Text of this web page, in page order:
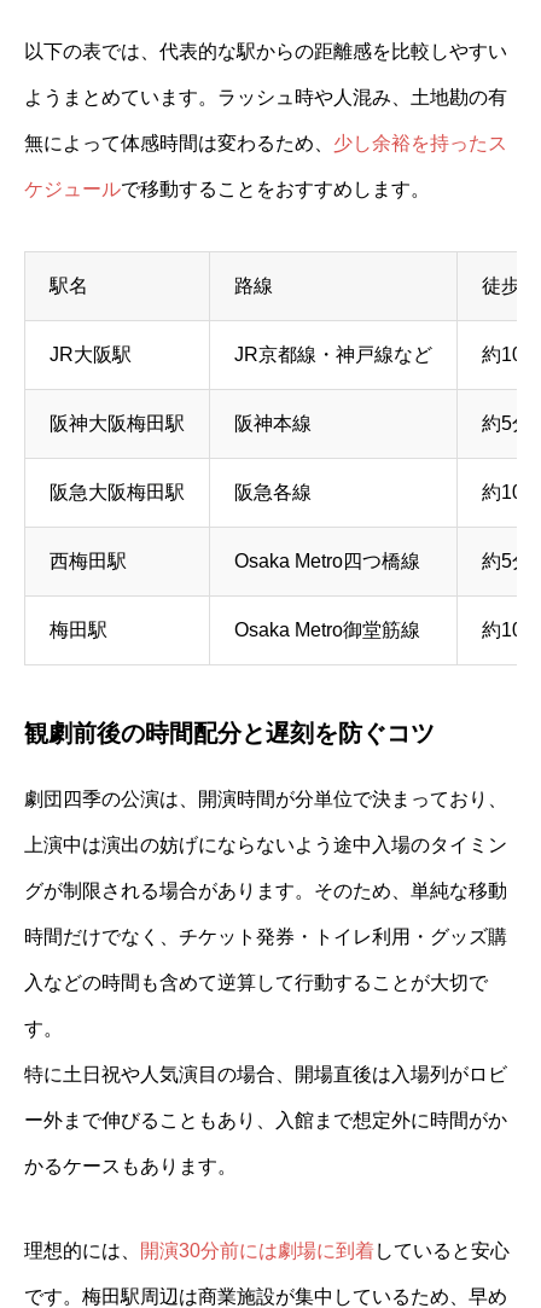
以下の表では、代表的な駅からの距離感を比較しやすい
ようまとめています。ラッシュ時や人混み、土地勘の有
無によって体感時間は変わるため、 少し余裕を持ったス
ケジュールで移動することをおすすめします。
駅名 路線 徒歩
JR大阪駅 JR京都線・神戸線など 約10分
阪神大阪梅田駅 阪神本線 約5分
阪急大阪梅田駅 阪急各線 約10分
西梅田駅 Osaka Metro四つ橋線 約5分
梅田駅 Osaka Metro御堂筋線 約10
観劇前後の時間配分と遅刻を防ぐコツ
劇団四季の公演は、開演時間が分単位で決まっており、
上演中は演出の妨げにならないよう途中入場のタイミン
グが制限される場合があります。そのため、単純な移動
時間だけでなく、チケット発券・トイレ利用・グッズ購
入などの時間も含めて逆算して行動することが大切で
す。
特に土日祝や人気演目の場合、開場直後は入場列がロビ
ー外まで伸びることもあり、入館まで想定外に時間がか
かるケースもあります。
理想的には、 開演30分前には劇場に到着していると安心
です。梅田駅周辺は商業施設が集中しているため、早め